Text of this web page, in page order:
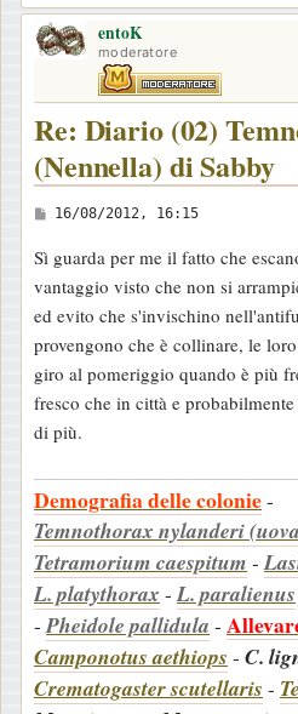
entoK
moderatore
Re: Diario (02)
(Nennella) di Sabby
M
s
s
a
g
g
i
o
16/08/2012, 16:15
Sì guarda per me il fatto che
vantaggio visto che non si
ed evito che s'invischino
provengono che è collinare, le
giro al pomeriggio quando è più
fresco che in città e
di più.
Demografia delle colonie-
Temnothorax nylanderi
Tetramorium caespitum -
L. platythorax - L. paralienus
- Pheidole pallidula -
Camponotus aethiops - C.
Crematogaster scutellaris -